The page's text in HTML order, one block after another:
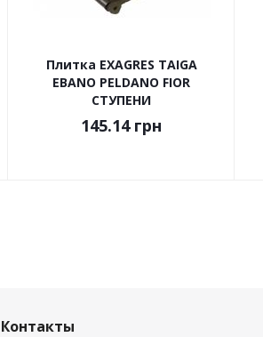
Плитка EXAGRES TAIGA
EBANO PELDANO FIOR
СТУПЕНИ
145.14грн
Контакты